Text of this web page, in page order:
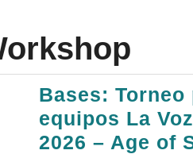
Bases: Torneo
equipos La
2026 – Age of